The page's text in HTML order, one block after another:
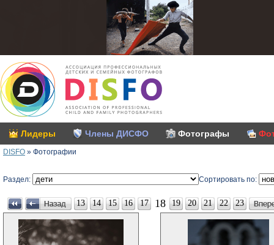
Лидеры Члены ДИСФО Фотографы
DISFO » Фотографии
Раздел: Сортировать по:
13 14 15 16 17 18 19 20 21 22 23